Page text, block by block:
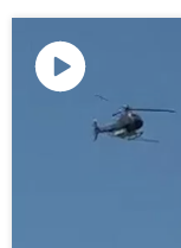
Воспроизвести
видео